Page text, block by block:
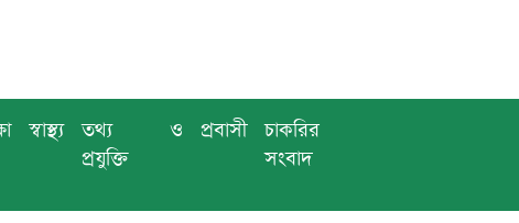
স্বাস্থ্য
তথ্য ও
প্রযুক্তি
প্রবাসী
চাকরির
সংবাদ